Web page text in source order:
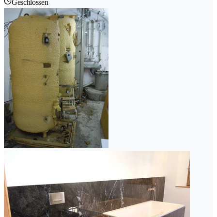
Geschlossen